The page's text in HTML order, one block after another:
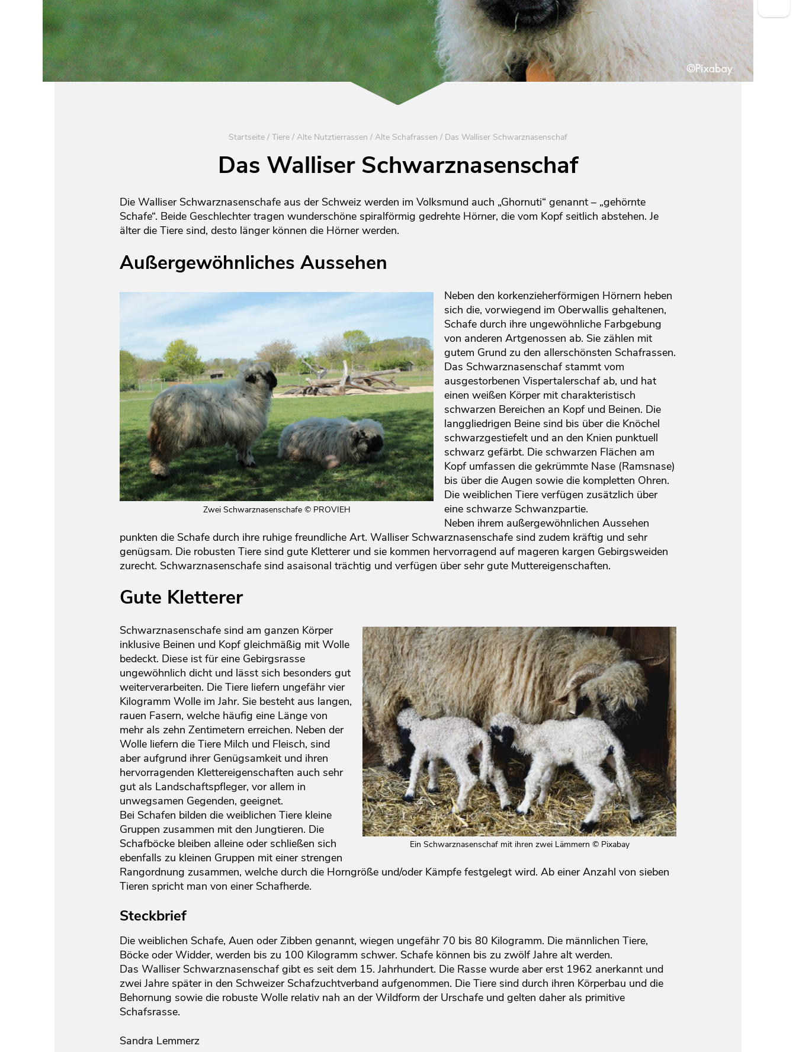
Startseite / Tiere / Alte Nutztierrassen / Alte Schafrassen / Das Walliser Schwarznasenschaf
Das Walliser Schwarznasenschaf
Die Walliser Schwarznasenschafe aus der Schweiz werden im Volksmund auch „Ghornuti“ genannt – „gehörnte
Schafe“. Beide Geschlechter tragen wunderschöne spiralförmig gedrehte Hörner, die vom Kopf seitlich abstehen. Je
älter die Tiere sind, desto länger können die Hörner werden.
Außergewöhnliches Aussehen
Zwei Schwarznasenschafe © PROVIEH
Neben den korkenzieherförmigen Hörnern heben
sich die, vorwiegend im Oberwallis gehaltenen,
Schafe durch ihre ungewöhnliche Farbgebung
von anderen Artgenossen ab. Sie zählen mit
gutem Grund zu den allerschönsten Schafrassen.
Das Schwarznasenschaf stammt vom
ausgestorbenen Vispertalerschaf ab, und hat
einen weißen Körper mit charakteristisch
schwarzen Bereichen an Kopf und Beinen. Die
langgliedrigen Beine sind bis über die Knöchel
schwarzgestiefelt und an den Knien punktuell
schwarz gefärbt. Die schwarzen Flächen am
Kopf umfassen die gekrümmte Nase (Ramsnase)
bis über die Augen sowie die kompletten Ohren.
Die weiblichen Tiere verfügen zusätzlich über
eine schwarze Schwanzpartie.
Neben ihrem außergewöhnlichen Aussehen
punkten die Schafe durch ihre ruhige freundliche Art. Walliser Schwarznasenschafe sind zudem kräftig und sehr
genügsam. Die robusten Tiere sind gute Kletterer und sie kommen hervorragend auf mageren kargen Gebirgsweiden
zurecht. Schwarznasenschafe sind asaisonal trächtig und verfügen über sehr gute Muttereigenschaften.
Gute Kletterer
Ein Schwarznasenschaf mit ihren zwei Lämmern © Pixabay
Schwarznasenschafe sind am ganzen Körper
inklusive Beinen und Kopf gleichmäßig mit Wolle
bedeckt. Diese ist für eine Gebirgsrasse
ungewöhnlich dicht und lässt sich besonders gut
weiterverarbeiten. Die Tiere liefern ungefähr vier
Kilogramm Wolle im Jahr. Sie besteht aus langen,
rauen Fasern, welche häufig eine Länge von
mehr als zehn Zentimetern erreichen. Neben der
Wolle liefern die Tiere Milch und Fleisch, sind
aber aufgrund ihrer Genügsamkeit und ihren
hervorragenden Klettereigenschaften auch sehr
gut als Landschaftspfleger, vor allem in
unwegsamen Gegenden, geeignet.
Bei Schafen bilden die weiblichen Tiere kleine
Gruppen zusammen mit den Jungtieren. Die
Schafböcke bleiben alleine oder schließen sich
ebenfalls zu kleinen Gruppen mit einer strengen
Rangordnung zusammen, welche durch die Horngröße und/oder Kämpfe festgelegt wird. Ab einer Anzahl von sieben
Tieren spricht man von einer Schafherde.
Steckbrief
Die weiblichen Schafe, Auen oder Zibben genannt, wiegen ungefähr 70 bis 80 Kilogramm. Die männlichen Tiere,
Böcke oder Widder, werden bis zu 100 Kilogramm schwer. Schafe können bis zu zwölf Jahre alt werden.
Das Walliser Schwarznasenschaf gibt es seit dem 15. Jahrhundert. Die Rasse wurde aber erst 1962 anerkannt und
zwei Jahre später in den Schweizer Schafzuchtverband aufgenommen. Die Tiere sind durch ihren Körperbau und die
Behornung sowie die robuste Wolle relativ nah an der Wildform der Urschafe und gelten daher als primitive
Schafsrasse.
Sandra Lemmerz